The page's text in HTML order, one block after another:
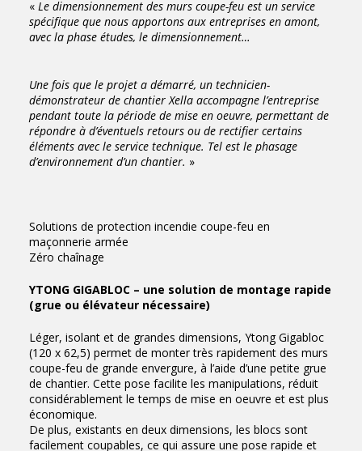
« Le dimensionnement des murs coupe-feu est un service
spécifique que nous apportons aux entreprises en amont,
avec la phase études, le dimensionnement…
Une fois que le projet a démarré, un technicien-
démonstrateur de chantier Xella accompagne l’entreprise
pendant toute la période de mise en oeuvre, permettant de
répondre à d’éventuels retours ou de rectifier certains
éléments avec le service technique. Tel est le phasage
d’environnement d’un chantier. »
Solutions de protection incendie coupe-feu en
maçonnerie armée
Zéro chaînage
YTONG GIGABLOC – une solution de montage rapide
(grue ou élévateur nécessaire)
Léger, isolant et de grandes dimensions, Ytong Gigabloc
(120 x 62,5) permet de monter très rapidement des murs
coupe-feu de grande envergure, à l’aide d’une petite grue
de chantier. Cette pose facilite les manipulations, réduit
considérablement le temps de mise en oeuvre et est plus
économique.
De plus, existants en deux dimensions, les blocs sont
facilement coupables, ce qui assure une pose rapide et